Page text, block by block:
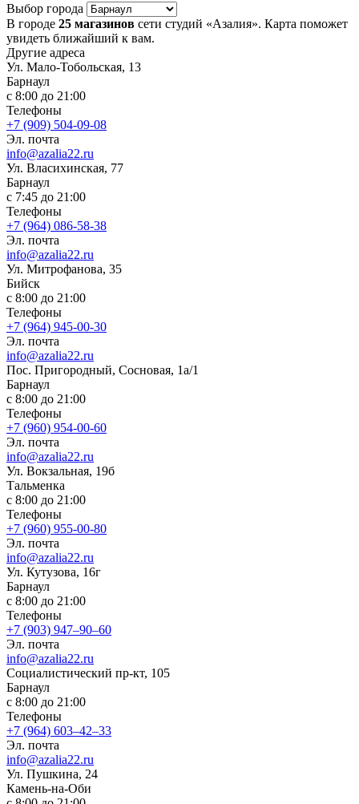
Выбор города
В городе 25 магазинов сети студий «Азалия». Карта поможет
увидеть ближайший к вам.
Другие адреса
Ул. Мало-Тобольская, 13
Барнаул
с 8:00 до 21:00
Телефоны
+7 (909) 504-09-08
Эл. почта
info@azalia22.ru
Ул. Власихинская, 77
Барнаул
с 7:45 до 21:00
Телефоны
+7 (964) 086-58-38
Эл. почта
info@azalia22.ru
Ул. Митрофанова, 35
Бийск
с 8:00 до 21:00
Телефоны
+7 (964) 945-00-30
Эл. почта
info@azalia22.ru
Пос. Пригородный, Сосновая, 1а/1
Барнаул
с 8:00 до 21:00
Телефоны
+7 (960) 954-00-60
Эл. почта
info@azalia22.ru
Ул. Вокзальная, 19б
Тальменка
с 8:00 до 21:00
Телефоны
+7 (960) 955-00-80
Эл. почта
info@azalia22.ru
Ул. Кутузова, 16г
Барнаул
с 8:00 до 21:00
Телефоны
+7 (903) 947‒90‒60
Эл. почта
info@azalia22.ru
Социалистический пр-кт, 105
Барнаул
с 8:00 до 21:00
Телефоны
+7 (964) 603‒42‒33
Эл. почта
info@azalia22.ru
Ул. Пушкина, 24
Камень-на-Оби